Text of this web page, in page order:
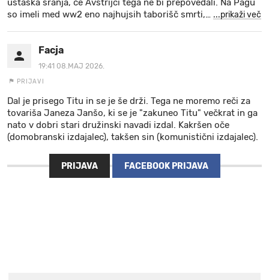
ustaška sranja, če Avstrijci tega ne bi prepovedali. Na Pagu
so imeli med ww2 eno najhujsih taborišč smrti,… ...prikaži več
Facja
19:41 08.MAJ 2026.
PRIJAVI
Dal je prisego Titu in se je še drži. Tega ne moremo reči za
tovariša Janeza Janšo, ki se je "zakuneo Titu" večkrat in ga
nato v dobri stari družinski navadi izdal. Kakršen oče
(domobranski izdajalec), takšen sin (komunistični izdajalec).
PRIJAVA FACEBOOK PRIJAVA